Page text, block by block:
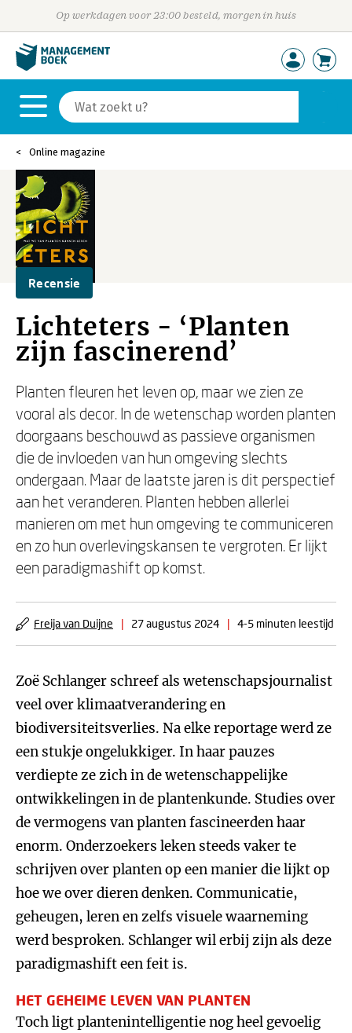
Op werkdagen voor 23:00 besteld, morgen in huis
Online magazine
Recensie
Lichteters - ‘Planten
zijn fascinerend’
Planten fleuren het leven op, maar we zien ze
vooral als decor. In de wetenschap worden planten
doorgaans beschouwd as passieve organismen
die de invloeden van hun omgeving slechts
ondergaan. Maar de laatste jaren is dit perspectief
aan het veranderen. Planten hebben allerlei
manieren om met hun omgeving te communiceren
en zo hun overlevingskansen te vergroten. Er lijkt
een paradigmashift op komst.
Freija van Duijne | 27 augustus 2024 | 4-5 minuten leestijd
Zoë Schlanger schreef als wetenschapsjournalist
veel over klimaatverandering en
biodiversiteitsverlies. Na elke reportage werd ze
een stukje ongelukkiger. In haar pauzes
verdiepte ze zich in de wetenschappelijke
ontwikkelingen in de plantenkunde. Studies over
de vermogens van planten fascineerden haar
enorm. Onderzoekers leken steeds vaker te
schrijven over planten op een manier die lijkt op
hoe we over dieren denken. Communicatie,
geheugen, leren en zelfs visuele waarneming
werd besproken. Schlanger wil erbij zijn als deze
paradigmashift een feit is.
HET GEHEIME LEVEN VAN PLANTEN
Toch ligt plantenintelligentie nog heel gevoelig